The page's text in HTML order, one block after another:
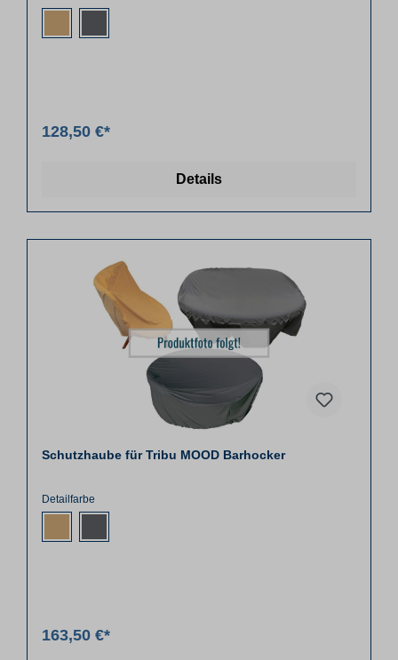
128,50 €*
Details
Schutzhaube für Tribu MOOD Barhocker
Detailfarbe
163,50 €*